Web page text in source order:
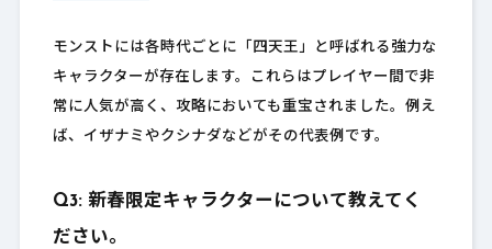
モンストには各時代ごとに「四天王」と呼ばれる強力な
キャラクターが存在します。これらはプレイヤー間で非
常に人気が高く、攻略においても重宝されました。例え
ば、イザナミやクシナダなどがその代表例です。
Q3: 新春限定キャラクターについて教えてく
ださい。